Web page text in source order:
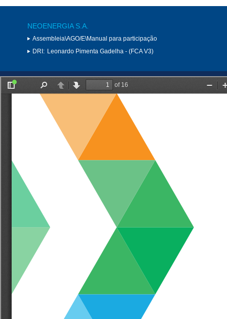
NEOENERGIA S.A.
Assembleia\AGO/E\Manual para participação
DRI: Leonardo Pimenta Gadelha - (FCA V3)